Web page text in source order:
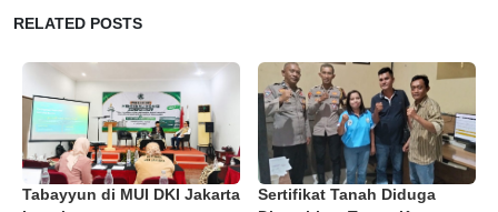
RELATED POSTS
Tabayyun di MUI DKI Jakarta
Sertifikat Tanah Diduga